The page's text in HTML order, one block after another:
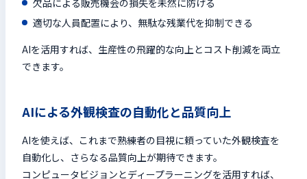
欠品による販売機会の損失を未然に防げる
適切な人員配置により、無駄な残業代を抑制できる
AIを活用すれば、生産性の飛躍的な向上とコスト削減を両立
できます。
AIによる外観検査の自動化と品質向上
AIを使えば、これまで熟練者の目視に頼っていた外観検査を
自動化し、さらなる品質向上が期待できます。
コンピュータビジョンとディープラーニングを活用すれば、